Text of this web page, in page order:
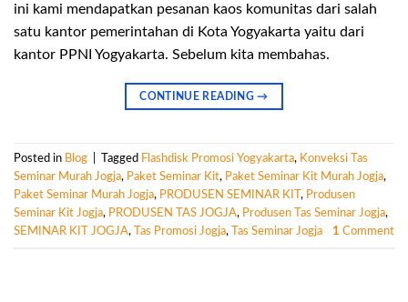
ini kami mendapatkan pesanan kaos komunitas dari salah
satu kantor pemerintahan di Kota Yogyakarta yaitu dari
kantor PPNI Yogyakarta. Sebelum kita membahas.
CONTINUE READING→
Posted in Blog Tagged Flashdisk Promosi Yogyakarta, Konveksi Tas
Seminar Murah Jogja, Paket Seminar Kit, Paket Seminar Kit Murah Jogja,
Paket Seminar Murah Jogja, PRODUSEN SEMINAR KIT , Produsen
Seminar Kit Jogja, PRODUSEN TAS JOGJA, Produsen Tas Seminar Jogja,
SEMINAR KIT JOGJA, Tas Promosi Jogja, Tas Seminar Jogja 1 Comment